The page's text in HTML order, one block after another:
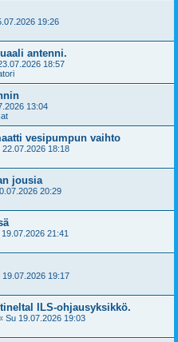
19:26
antenni.
18:57
13:04
vesipumpun vaihto
22.07.2026 18:18
jousia
20:29
19.07.2026 21:41
19.07.2026 19:17
ILS-ohjausyksikkö.
Su 19.07.2026 19:03